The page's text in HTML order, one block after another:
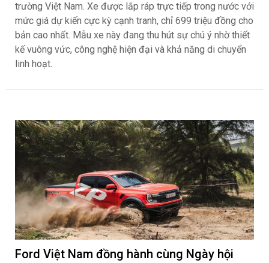
trường Việt Nam. Xe được lắp ráp trực tiếp trong nước với
mức giá dự kiến cực kỳ cạnh tranh, chỉ 699 triệu đồng cho
bản cao nhất. Mẫu xe này đang thu hút sự chú ý nhờ thiết
kế vuông vức, công nghệ hiện đại và khả năng di chuyển
linh hoạt.
Ford Việt Nam đồng hành cùng Ngày hội